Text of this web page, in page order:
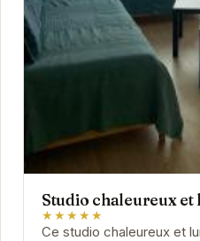
Studio chaleureux et
★★★★★
Ce studio chaleureux et